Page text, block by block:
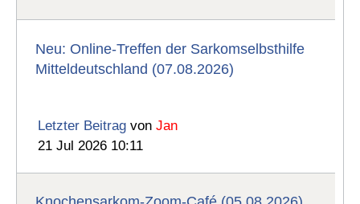
Neu: Online-Treffen der Sarkomselbsthilfe
Mitteldeutschland (07.08.2026)
Letzter Beitrag vonJan
21 Jul 2026 10:11